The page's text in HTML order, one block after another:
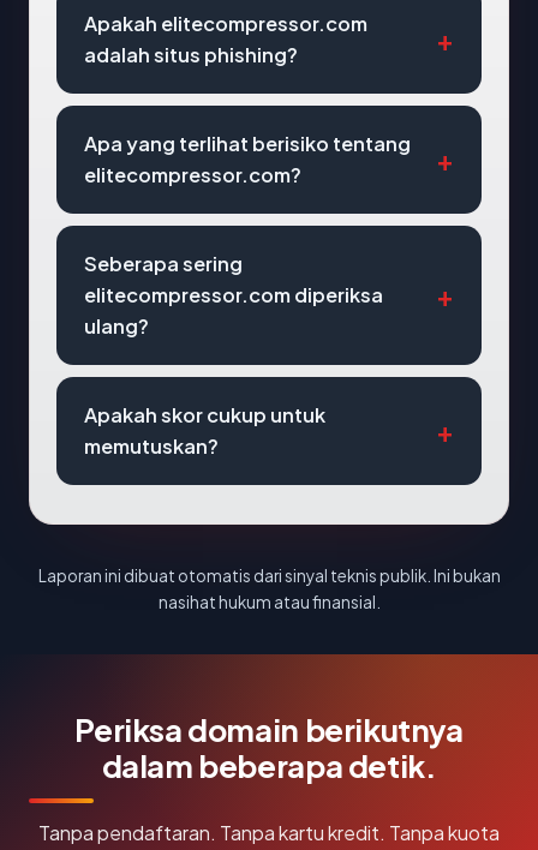
Apakah elitecompressor.com
adalah situs phishing?
Apa yang terlihat berisiko tentang
elitecompressor.com?
Seberapa sering
elitecompressor.com diperiksa
ulang?
Apakah skor cukup untuk
memutuskan?
Laporan ini dibuat otomatis dari sinyal teknis publik. Ini bukan
nasihat hukum atau finansial.
Periksa domain berikutnya
dalam beberapa detik.
Tanpa pendaftaran. Tanpa kartu kredit. Tanpa kuota